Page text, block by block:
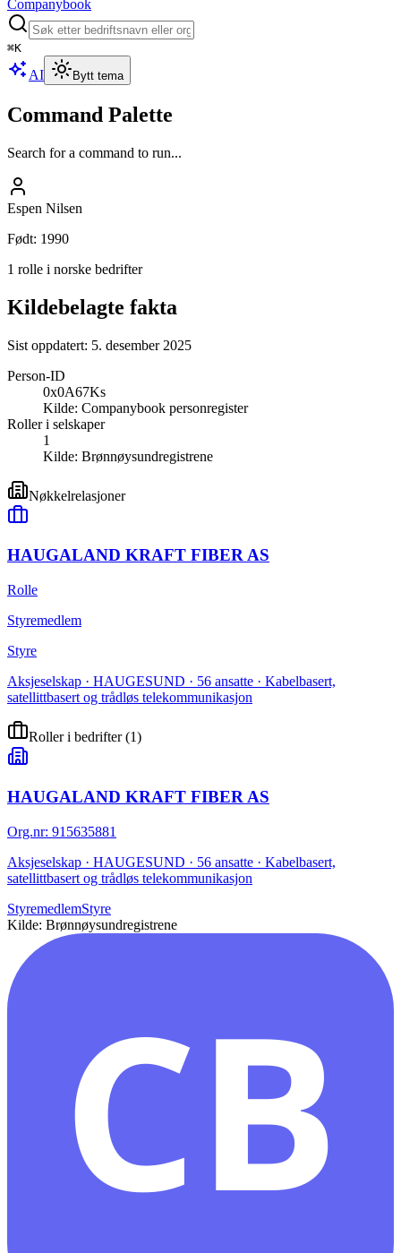
Companybook
⌘K
AI Bytt tema
Command Palette
Search for a command to run...
Espen Nilsen
Født: 1990
1 rolle i norske bedrifter
Kildebelagte fakta
Sist oppdatert: 5. desember 2025
Person-ID
0x0A67Ks
Kilde: Companybook personregister
Roller i selskaper
1
Kilde: Brønnøysundregistrene
Nøkkelrelasjoner
HAUGALAND KRAFT FIBER AS
Rolle
Styremedlem
Styre
Aksjeselskap · HAUGESUND · 56 ansatte · Kabelbasert,
satellittbasert og trådløs telekommunikasjon
Roller i bedrifter(1)
HAUGALAND KRAFT FIBER AS
Org.nr: 915635881
Aksjeselskap · HAUGESUND · 56 ansatte · Kabelbasert,
satellittbasert og trådløs telekommunikasjon
StyremedlemStyre
Kilde: Brønnøysundregistrene
CB